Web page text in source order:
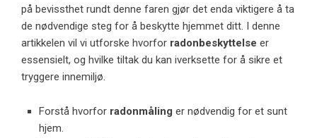
på bevissthet rundt denne faren gjør det enda viktigere å ta
de nødvendige steg for å beskytte hjemmet ditt. I denne
artikkelen vil vi utforske hvorfor radonbeskyttelse er
essensielt, og hvilke tiltak du kan iverksette for å sikre et
tryggere innemiljø.
Forstå hvorfor radonmåling er nødvendig for et sunt
hjem.